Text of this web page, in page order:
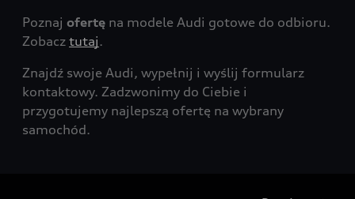
Poznaj ofertę na modele Audi gotowe do odbioru.
Zobacz tutaj.
Znajdź swoje Audi, wypełnij i wyślij formularz
kontaktowy. Zadzwonimy do Ciebie i
przygotujemy najlepszą ofertę na wybrany
samochód.